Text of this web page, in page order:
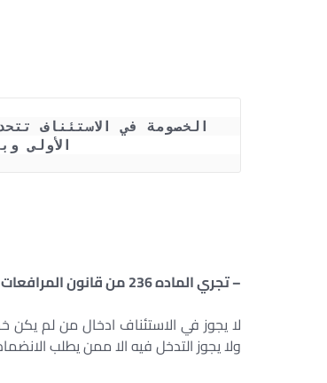
الأولى
– تجري الماده 236 من قانون المرافعات بالاتي :ـ
لا يجوز في الاستئناف ادخال من لم
ولا يجوز التدخل فيه الا ممن يطلب